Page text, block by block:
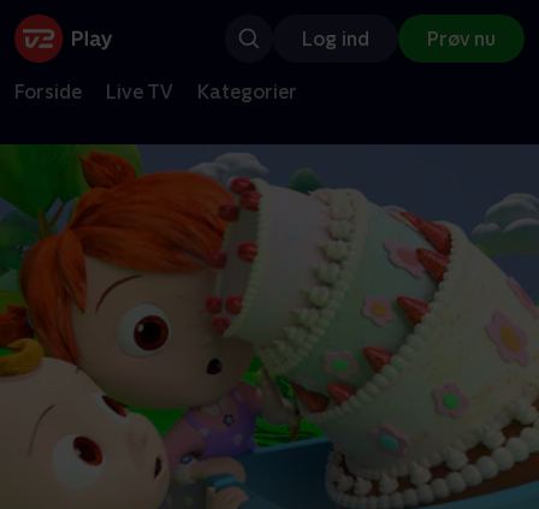
Log ind Prøv nu
Forside Live TV Kategorier